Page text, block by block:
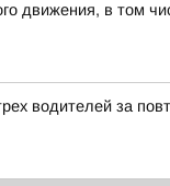
движения, в том
водителей за